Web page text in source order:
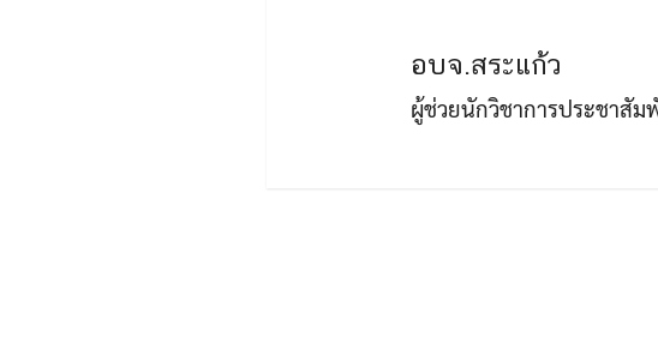
อบจ.สระแก้ว
ผู้ช่วยนักวิชาการประชาสัม